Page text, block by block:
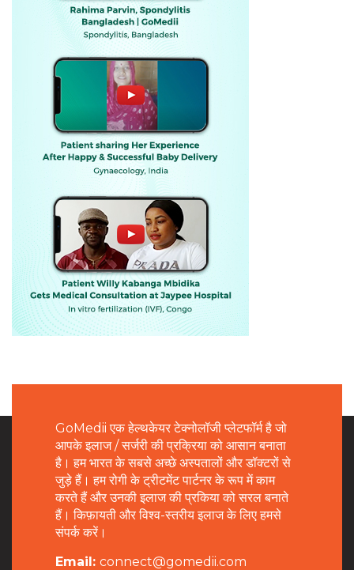
GoMedii एक हेल्थकेयर टेक्नोलॉजी प्लेटफॉर्म है जो
आपके इलाज / सर्जरी की प्रक्रिया को आसान बनाता
है। हम भारत के सबसे अच्छे अस्पतालों और डॉक्टरों से
जुड़े हैं। हम रोगी के ट्रीटमेंट पार्टनर के रूप में काम
करते हैं और उनकी इलाज की प्रकिया को सरल बनाते
हैं। किफ़ायती और विश्व-स्तरीय इलाज के लिए हमसे
संपर्क करें।
Email: connect@gomedii.com